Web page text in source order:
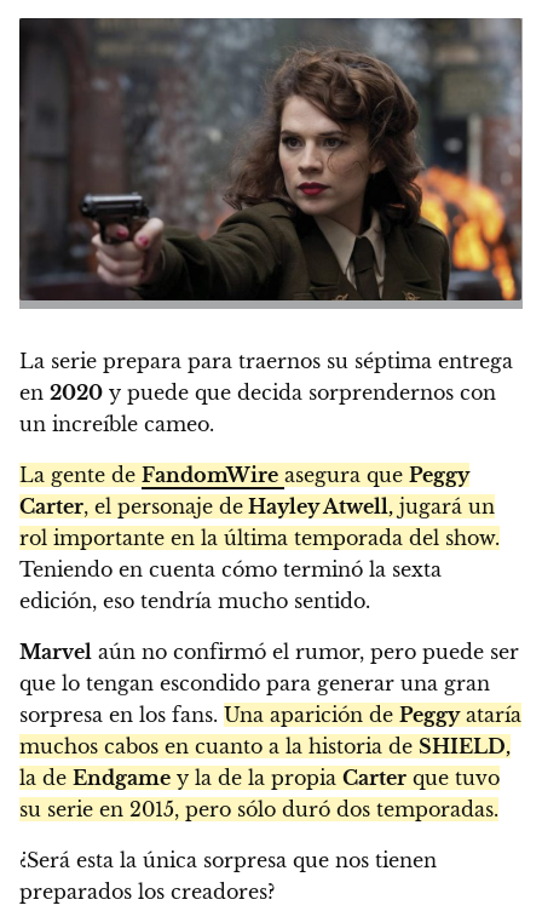
La serie prepara para traernos su séptima entrega
en 2020 y puede que decida sorprendernos con
un increíble cameo.
La gente de FandomWire asegura que Peggy
Carter, el personaje de Hayley Atwell, jugará un
rol importante en la última temporada del show.
Teniendo en cuenta cómo terminó la sexta
edición, eso tendría mucho sentido.
Marvel aún no confirmó el rumor, pero puede ser
que lo tengan escondido para generar una gran
sorpresa en los fans. Una aparición de Peggyataría
muchos cabos en cuanto a la historia de SHIELD,
la de Endgame y la de la propia Carter que tuvo
su serie en 2015, pero sólo duró dos temporadas.
¿Será esta la única sorpresa que nos tienen
preparados los creadores?